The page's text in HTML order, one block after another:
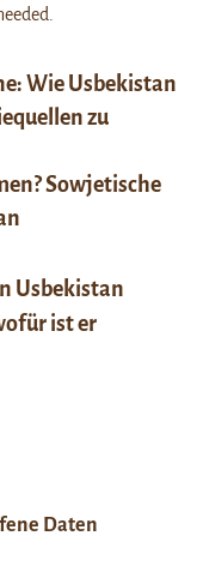
Wie Usbekistan
zu
Sowjetische
Usbekistan
ist er
Daten